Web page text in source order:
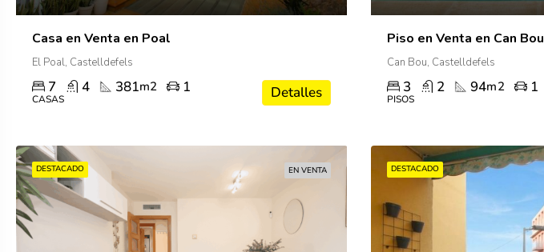
Casa en Venta en Poal
El Poal, Castelldefels
7 4 381m2 1
CASAS Detalles
Piso en Venta en Can Bou
Can Bou, Castelldefels
3 2 94m2 1
PISOS
DESTACADO EN VENTA DESTACADO